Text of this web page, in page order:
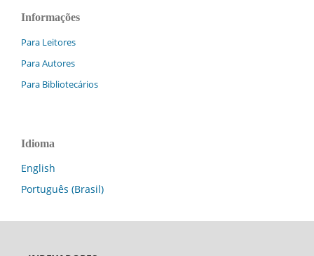
Informações
Para Leitores
Para Autores
Para Bibliotecários
Idioma
English
Português (Brasil)